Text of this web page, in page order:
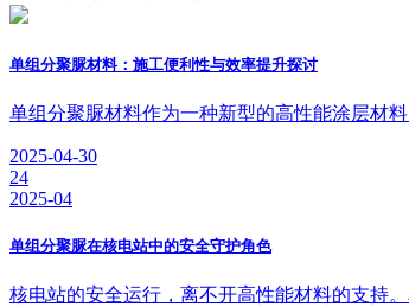
单组分聚脲材料：施工便利性与效率提升探讨
单组分聚脲材料作为一种新型的高性能涂层材
2025-04-30
24
2025-04
单组分聚脲在核电站中的安全守护角色
核电站的安全运行，离不开高性能材料的支持